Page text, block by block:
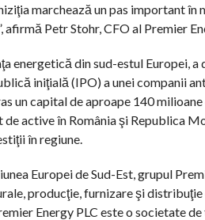
marchează un pas important
Petr Stohr, CFO al Premier
energetică din sud-estul Europei,
iniţială (IPO) a unei companii
un capital de aproape 140
active în România şi Republica
în regiune.
Europei de Sud-Est, grupul
producţie, furnizare şi
Energy PLC este o societate